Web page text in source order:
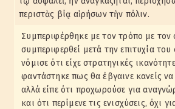
περιστὰς βίᾳ αἱρήσων τὴν πόλιν.
Συμπεριφέρθηκε με τον τρόπο με τον
συμπεριφερθεί μετά την επιτυχία
νόμισε ότι είχε στρατηγικές
φαντάστηκε πως θα έβγαινε κανείς να
αλλά είπε ότι προχωρούσε για
και ότι περίμενε τις ενισχύσεις, όχι